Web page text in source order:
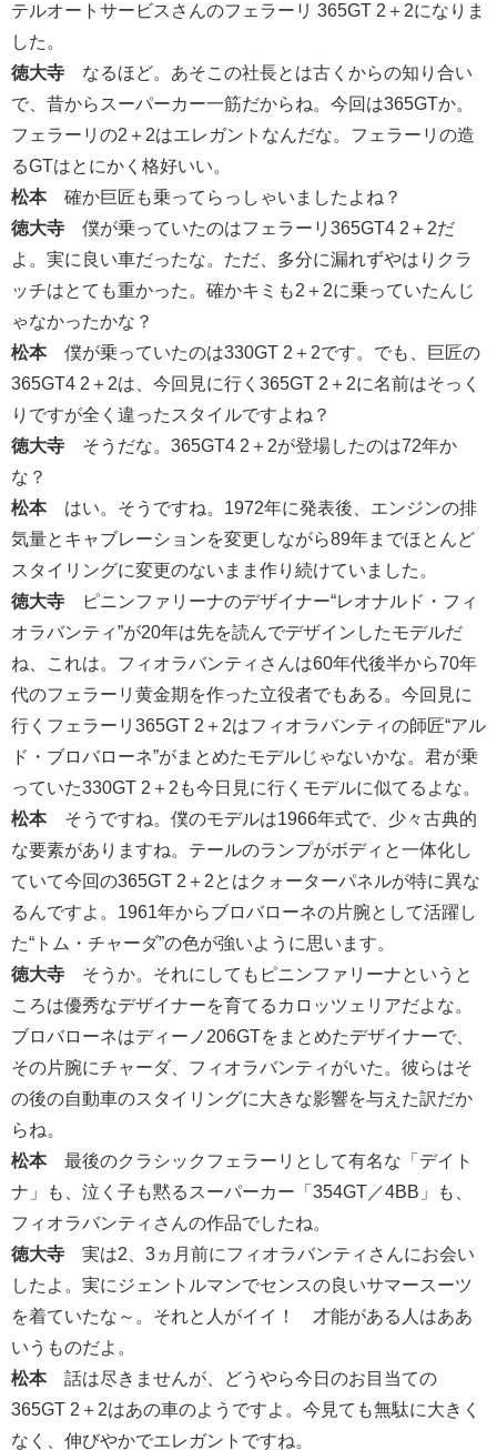
テルオートサービスさんのフェラーリ 365GT 2＋2になりま
した。
徳大寺 なるほど。あそこの社長とは古くからの知り合い
で、昔からスーパーカー一筋だからね。今回は365GTか。
フェラーリの2＋2はエレガントなんだな。フェラーリの造
るGTはとにかく格好いい。
松本確か巨匠も乗ってらっしゃいましたよね？
徳大寺 僕が乗っていたのはフェラーリ365GT4 2＋2だ
よ。実に良い車だったな。ただ、多分に漏れずやはりクラ
ッチはとても重かった。確かキミも2＋2に乗っていたんじ
ゃなかったかな？
松本僕が乗っていたのは330GT 2＋2です。でも、巨匠の
365GT4 2＋2は、今回見に行く365GT 2＋2に名前はそっく
りですが全く違ったスタイルですよね？
徳大寺 そうだな。365GT4 2＋2が登場したのは72年か
な？
松本はい。そうですね。1972年に発表後、エンジンの排
気量とキャブレーションを変更しながら89年までほとんど
スタイリングに変更のないまま作り続けていました。
徳大寺 ピニンファリーナのデザイナー“レオナルド・フィ
オラバンティ”が20年は先を読んでデザインしたモデルだ
ね、これは。フィオラバンティさんは60年代後半から70年
代のフェラーリ黄金期を作った立役者でもある。今回見に
行くフェラーリ365GT 2＋2はフィオラバンティの師匠“アル
ド・ブロバローネ”がまとめたモデルじゃないかな。君が乗
っていた330GT 2＋2も今日見に行くモデルに似てるよな。
松本そうですね。僕のモデルは1966年式で、少々古典的
な要素がありますね。テールのランプがボディと一体化し
ていて今回の365GT 2＋2とはクォーターパネルが特に異な
るんですよ。1961年からブロバローネの片腕として活躍し
た“トム・チャーダ”の色が強いように思います。
徳大寺 そうか。それにしてもピニンファリーナというと
ころは優秀なデザイナーを育てるカロッツェリアだよな。
ブロバローネはディーノ206GTをまとめたデザイナーで、
その片腕にチャーダ、フィオラバンティがいた。彼らはそ
の後の自動車のスタイリングに大きな影響を与えた訳だか
らね。
松本最後のクラシックフェラーリとして有名な「デイト
ナ」も、泣く子も黙るスーパーカー「354GT／4BB」も、
フィオラバンティさんの作品でしたね。
徳大寺 実は2、3ヵ月前にフィオラバンティさんにお会い
したよ。実にジェントルマンでセンスの良いサマースーツ
を着ていたな～。それと人がイイ！ 才能がある人はああ
いうものだよ。
松本話は尽きませんが、どうやら今日のお目当ての
365GT 2＋2はあの車のようですよ。今見ても無駄に大きく
なく、伸びやかでエレガントですね。